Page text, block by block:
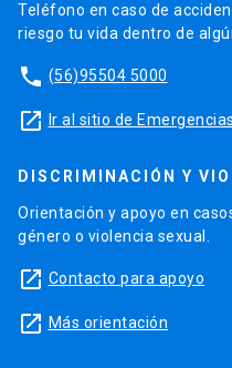
Teléfono en caso de
riesgo tu vida dentro de
phone (56)95504 5000
launch Ir al sitio de Emergencias
DISCRIMINACIÓN Y
Orientación y apoyo en
género o violencia sexual.
launch Contacto para apoyo
launch Más orientación